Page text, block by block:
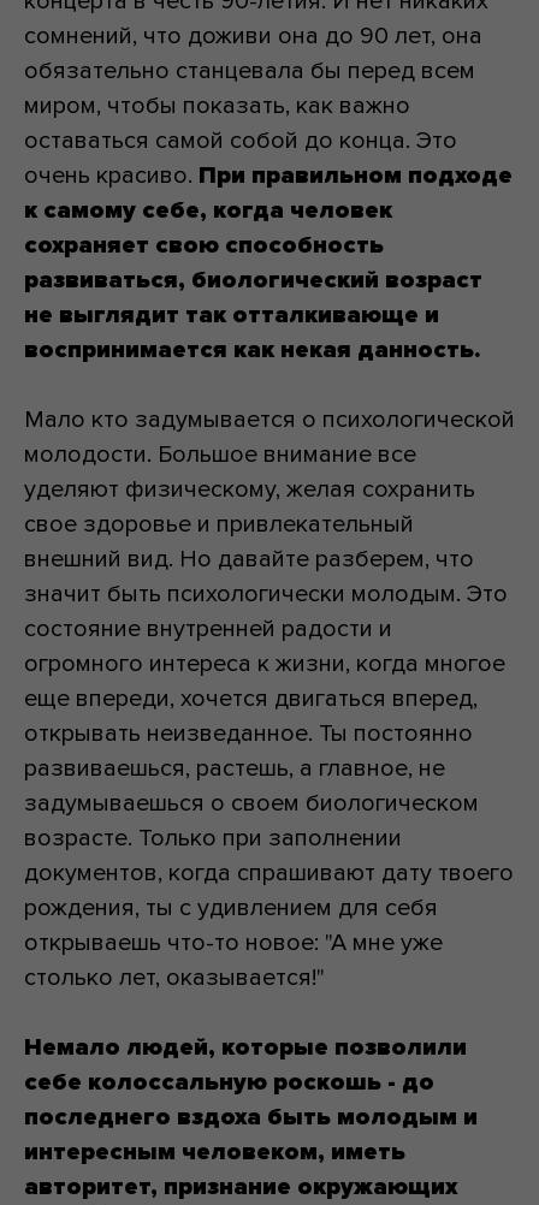
сомнений, что доживи она до 90 лет, она
обязательно станцевала бы перед всем
миром, чтобы показать, как важно
оставаться самой собой до конца. Это
очень красиво. При правильном подходе
к самому себе, когда человек
сохраняет свою способность
развиваться, биологический возраст
не выглядит так отталкивающе и
воспринимается как некая данность.
Мало кто задумывается о психологической
молодости. Большое внимание все
уделяют физическому, желая сохранить
свое здоровье и привлекательный
внешний вид. Но давайте разберем, что
значит быть психологически молодым. Это
состояние внутренней радости и
огромного интереса к жизни, когда многое
еще впереди, хочется двигаться вперед,
открывать неизведанное. Ты постоянно
развиваешься, растешь, а главное, не
задумываешься о своем биологическом
возрасте. Только при заполнении
документов, когда спрашивают дату твоего
рождения, ты с удивлением для себя
открываешь что-то новое: "А мне уже
столько лет, оказывается!"
Немало людей, которые позволили
себе колоссальную роскошь - до
последнего вздоха быть молодым и
интересным человеком, иметь
авторитет, признание окружающих